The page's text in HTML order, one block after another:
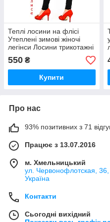
Теплі лосини на флісі
Утеплені зимові жіночі
легінси Лосини трикотажні
класикові з начосом Valeri
5501
550 ₴
Купити
Про нас
93% позитивних з 71
Працює з 13.07.2016
м. Хмельницький
ул. Червонофлотская,
Україна
Контакти
Сьогодні вихідний